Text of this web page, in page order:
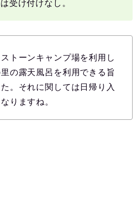
受け付けなし。
トーンキャンプ場を利用し
の露天風呂を利用できる旨
。それに関しては日帰り入
りますね。